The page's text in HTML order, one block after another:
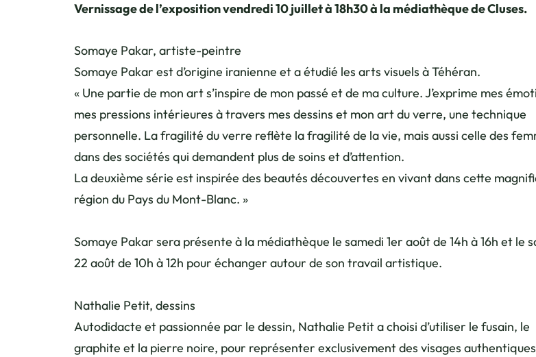
Vernissage de l’exposition vendredi 10 juillet à 18h30 à la médiathèque de Cluses.
Somaye Pakar, artiste-peintre
Somaye Pakar est d’origine iranienne et a étudié les arts visuels à Téhéran.
« Une partie de mon art s’inspire de mon passé et de ma culture. J’exprime mes
mes pressions intérieures à travers mes dessins et mon art du verre, une technique
personnelle. La fragilité du verre reflète la fragilité de la vie, mais aussi celle des
dans des sociétés qui demandent plus de soins et d’attention.
La deuxième série est inspirée des beautés découvertes en vivant dans cette
région du Pays du Mont-Blanc. »
Somaye Pakar sera présente à la médiathèque le samedi 1er août de 14h à 16h et le
22 août de 10h à 12h pour échanger autour de son travail artistique.
Nathalie Petit, dessins
Autodidacte et passionnée par le dessin, Nathalie Petit a choisi d’utiliser le fusain, le
graphite et la pierre noire, pour représenter exclusivement des visages